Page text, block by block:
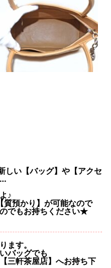
しい【バッグ】や【アクセ
♪
預かり】が可能なので
でもお持ちください★
ます。
バッグでも
三軒茶屋店】へお持ち下